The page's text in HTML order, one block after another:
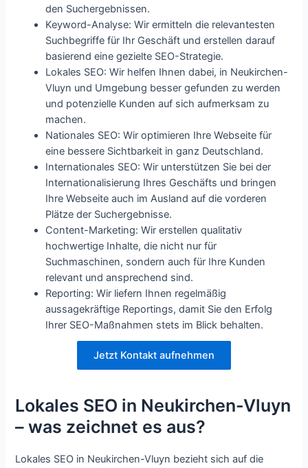
den Suchergebnissen.
Keyword-Analyse: Wir ermitteln die relevantesten
Suchbegriffe für Ihr Geschäft und erstellen darauf
basierend eine gezielte SEO-Strategie.
Lokales SEO: Wir helfen Ihnen dabei, in Neukirchen-
Vluyn und Umgebung besser gefunden zu werden
und potenzielle Kunden auf sich aufmerksam zu
machen.
Nationales SEO: Wir optimieren Ihre Webseite für
eine bessere Sichtbarkeit in ganz Deutschland.
Internationales SEO: Wir unterstützen Sie bei der
Internationalisierung Ihres Geschäfts und bringen
Ihre Webseite auch im Ausland auf die vorderen
Plätze der Suchergebnisse.
Content-Marketing: Wir erstellen qualitativ
hochwertige Inhalte, die nicht nur für
Suchmaschinen, sondern auch für Ihre Kunden
relevant und ansprechend sind.
Reporting: Wir liefern Ihnen regelmäßig
aussagekräftige Reportings, damit Sie den Erfolg
Ihrer SEO-Maßnahmen stets im Blick behalten.
Jetzt Kontakt aufnehmen
Lokales SEO in Neukirchen-Vluyn
– was zeichnet es aus?
Lokales SEO in Neukirchen-Vluyn bezieht sich auf die